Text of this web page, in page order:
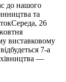
до нашого
та
26
виставковому
7-а
—